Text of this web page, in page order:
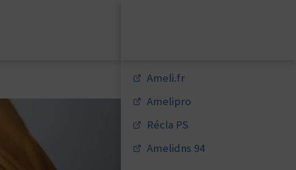
Ameli.fr
Amelipro
Récla PS
Amelidns 94